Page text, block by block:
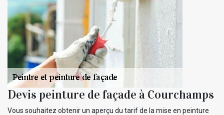
Devis peinture de façade à Courchamps
Vous souhaitez obtenir un aperçu du tarif de la mise en peinture